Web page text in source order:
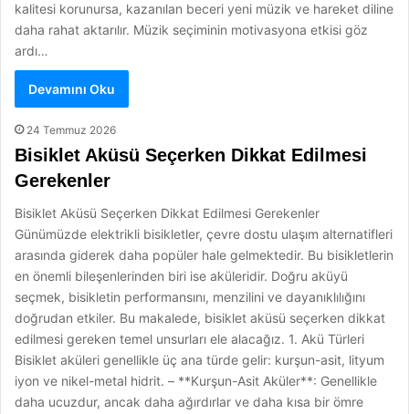
kalitesi korunursa, kazanılan beceri yeni müzik ve hareket diline
daha rahat aktarılır. Müzik seçiminin motivasyona etkisi göz
ardı…
Devamını Oku
24 Temmuz 2026
Bisiklet Aküsü Seçerken Dikkat Edilmesi
Gerekenler
Bisiklet Aküsü Seçerken Dikkat Edilmesi Gerekenler
Günümüzde elektrikli bisikletler, çevre dostu ulaşım alternatifleri
arasında giderek daha popüler hale gelmektedir. Bu bisikletlerin
en önemli bileşenlerinden biri ise aküleridir. Doğru aküyü
seçmek, bisikletin performansını, menzilini ve dayanıklılığını
doğrudan etkiler. Bu makalede, bisiklet aküsü seçerken dikkat
edilmesi gereken temel unsurları ele alacağız. 1. Akü Türleri
Bisiklet aküleri genellikle üç ana türde gelir: kurşun-asit, lityum
iyon ve nikel-metal hidrit. – **Kurşun-Asit Aküler**: Genellikle
daha ucuzdur, ancak daha ağırdırlar ve daha kısa bir ömre